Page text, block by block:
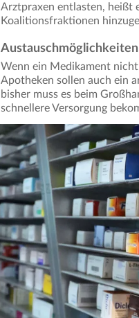
Arztpraxen entlasten, heißt
Koalitionsfraktionen
Austauschmöglichkeiten
Wenn ein Medikament
Apotheken sollen auch ein
bisher muss es beim
schnellere Versorgung